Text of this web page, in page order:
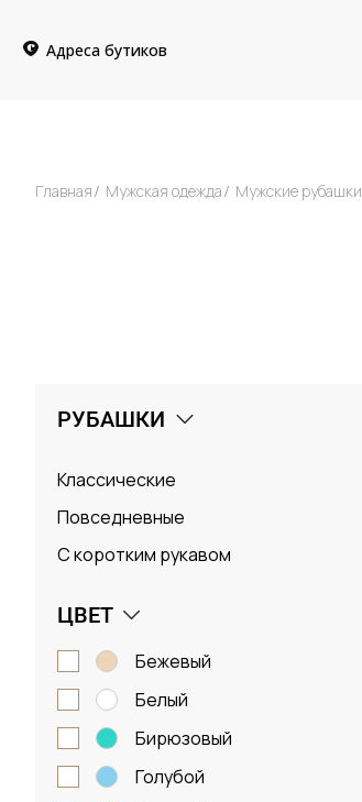
Адреса бутиков
Главная Мужская одежда Мужские рубашки
РУБАШКИ
Классические
Повседневные
С коротким рукавом
ЦВЕТ
бежевый
белый
бирюзовый
голубой